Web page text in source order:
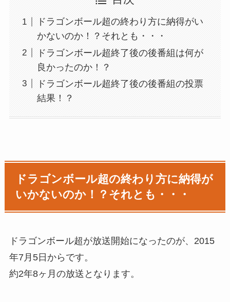
ドラゴンボール超の終わり方に納得がい
かないのか！？それとも・・・
ドラゴンボール超終了後の後番組は何が
良かったのか！？
ドラゴンボール超終了後の後番組の投票
結果！？
ドラゴンボール超の終わり方に納得が
いかないのか！？それとも・・・
ドラゴンボール超が放送開始になったのが、2015
年7月5日からです。
約2年8ヶ月の放送となります。